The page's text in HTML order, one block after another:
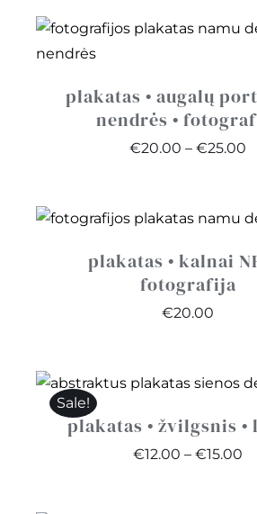
plakatas • augalų
nendrės •
€20.00 – €25.00
plakatas • kalnai
fotografija
€20.00
Sale!
plakatas • žvilgsnis
€12.00 – €15.00